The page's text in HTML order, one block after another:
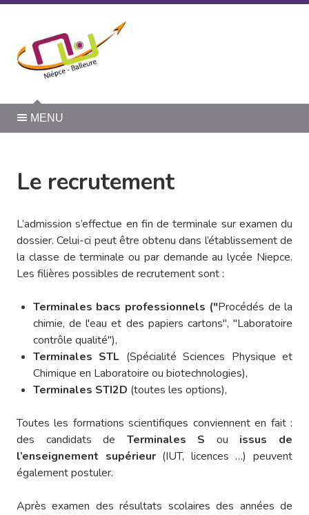
MENU
Le recrutement
L’admission s’effectue en fin de terminale sur examen du
dossier. Celui-ci peut être obtenu dans l’établissement de
la classe de terminale ou par demande au lycée Niepce.
Les filières possibles de recrutement sont :
Terminales bacs professionnels ("Procédés de la
chimie, de l'eau et des papiers cartons", "Laboratoire
contrôle qualité"),
Terminales STL (Spécialité Sciences Physique et
Chimique en Laboratoire ou biotechnologies),
Terminales STI2D (toutes les options),
Toutes les formations scientifiques conviennent en fait :
des candidats de Terminales S ou issus de
l’enseignement supérieur(IUT, licences …) peuvent
également postuler.
Après examen des résultats scolaires des années de
Panneau de gestion des cookies